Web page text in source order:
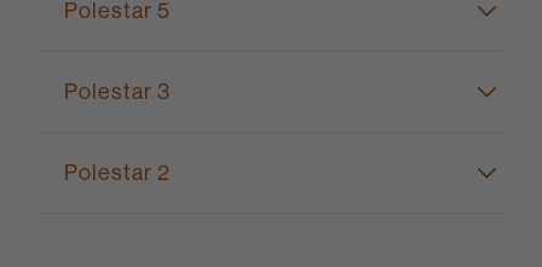
Polestar 5
Polestar 3
Polestar 2